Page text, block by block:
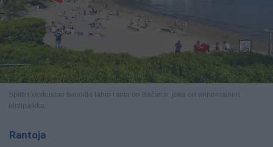
Splitin keskustan tienoilla lähin ranta on Bačvice, joka on erinomainen
uintipaikka.
Rantoja